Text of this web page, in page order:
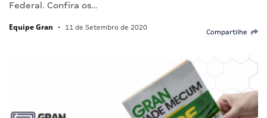
Federal. Confira os…
Equipe Gran • 11 de Setembro de 2020
Compartilhe